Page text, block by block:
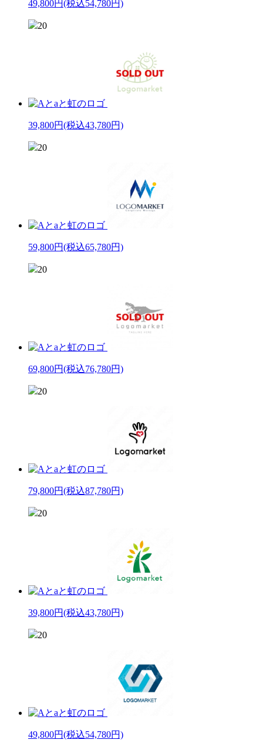
49,800円(税込54,780円)
20
39,800円(税込43,780円)
20
59,800円(税込65,780円)
20
69,800円(税込76,780円)
20
79,800円(税込87,780円)
20
39,800円(税込43,780円)
20
49,800円(税込54,780円)